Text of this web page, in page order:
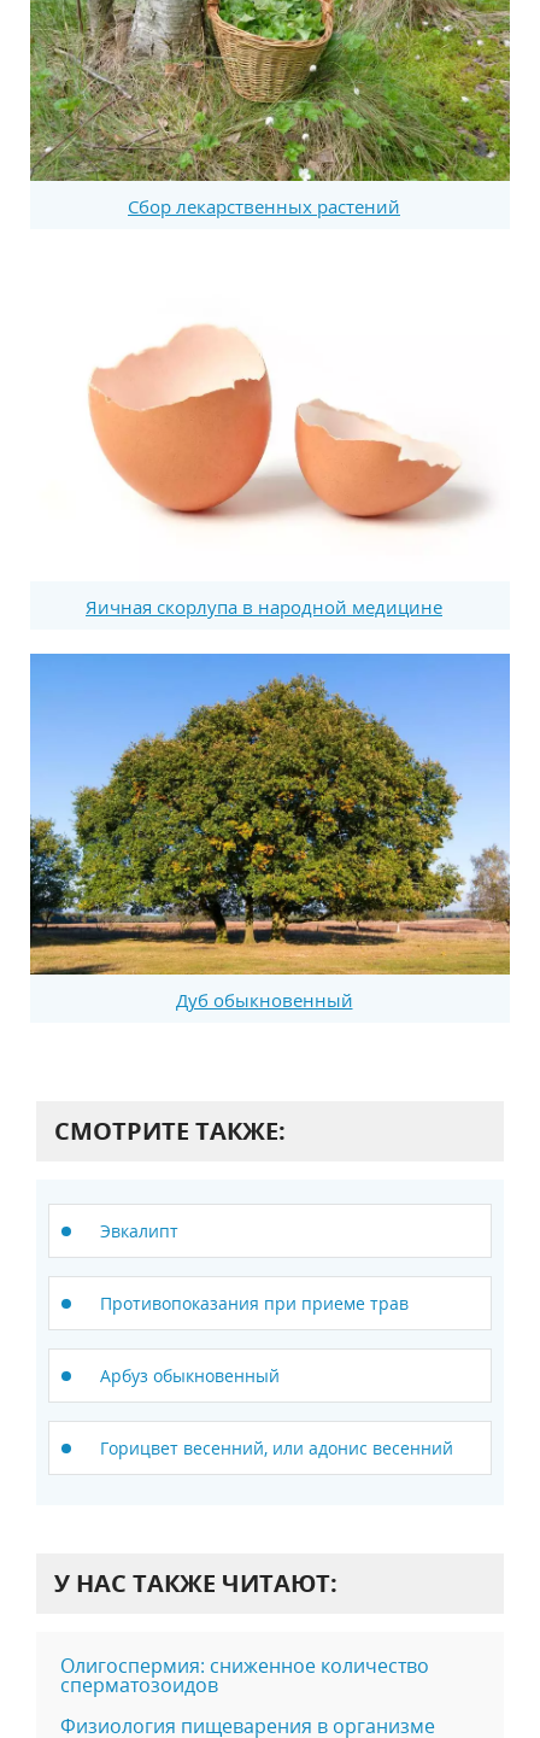
Сбор лекарственных растений
Яичная скорлупа в народной медицине
Дуб обыкновенный
СМОТРИТЕ ТАКЖЕ:
Эвкалипт
Противопоказания при приеме трав
Арбуз обыкновенный
Горицвет весенний, или адонис весенний
У НАС ТАКЖЕ ЧИТАЮТ:
Олигоспермия: сниженное количество
сперматозоидов
Физиология пищеварения в организме